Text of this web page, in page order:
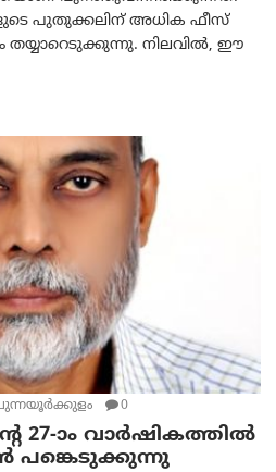
പുതുക്കലിന് അധിക ഫീസ്
തയ്യാറെടുക്കുന്നു. നിലവിൽ, ഈ
0
27-ാം വാർഷികത്തിൽ
പങ്കെടുക്കുന്നു